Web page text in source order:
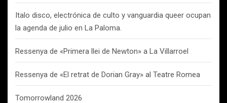
Italo disco, electrónica de culto y vanguardia queer ocupan
la agenda de julio en La Paloma.
Ressenya de «Primera llei de Newton» a La Villarroel
Ressenya de «El retrat de Dorian Gray» al Teatre Romea
Tomorrowland 2026